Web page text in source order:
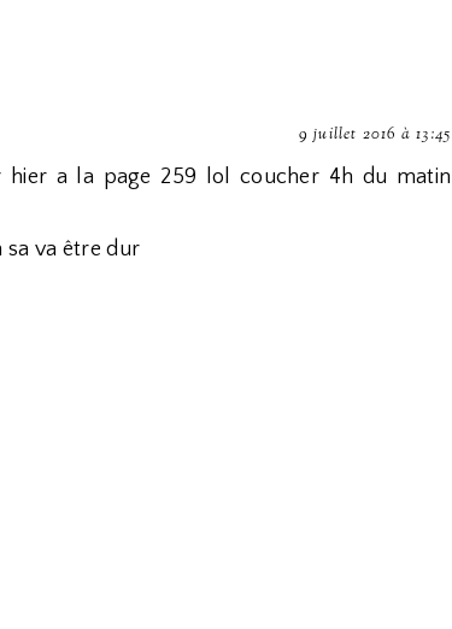
9 juillet 2016 à 13:45
hier a la page 259 lol coucher 4h du matin
sa va être dur